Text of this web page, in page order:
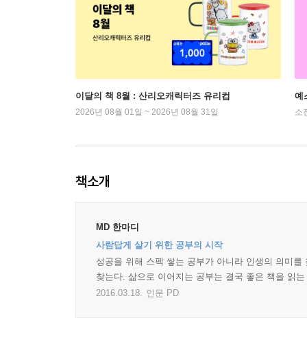
이달의 책 8월 : 산리오캐릭터즈 유리컵
2026년 08월 01일 ~ 2026년 08월 31일
예
소
책소개
MD 한마디
사람답게 살기 위한 공부의 시작
성공을 위해 스펙 쌓는 공부가 아니라 인생의 의미
찾는다. 삶으로 이어지는 공부는 결국 좋은 책을 읽
2016.03.18. 인문 PD